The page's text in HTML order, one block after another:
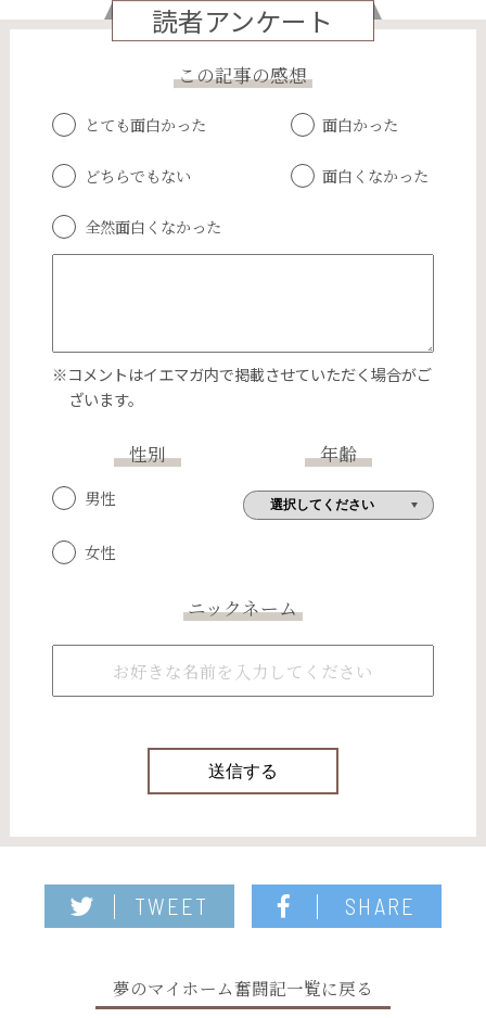
読者アンケート
この記事の感想
とても面白かった 面白かった
どちらでもない 面白くなかった
全然面白くなかった
※コメントはイエマガ内で掲載させていただく場合がご
ざいます。
性別
男性
女性
年齢
ニックネーム
TWEET SHARE
夢のマイホーム奮闘記一覧に戻る